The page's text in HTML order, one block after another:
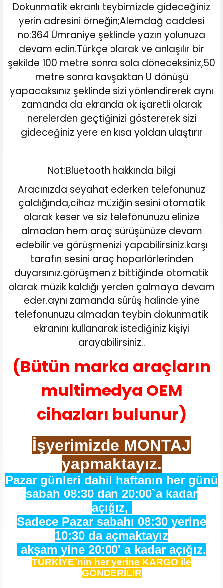
Dokunmatik ekranlı teybimizde gideceğiniz
yerin adresini örneğin;Alemdağ caddesi
no:364 Ümraniye şeklinde yazın yolunuza
devam edin.Türkçe olarak ve anlaşılır bir
şekilde 100 metre sonra sola döneceksiniz,50
metre sonra kavşaktan U dönüşü
yapacaksınız şeklinde sizi yönlendirerek aynı
zamanda da ekranda ok işaretli olarak
nerelerden geçtiğinizi göstererek sizi
gideceğiniz yere en kısa yoldan ulaştırır
Not:Bluetooth hakkında bilgi
Aracınızda seyahat ederken telefonunuz
çaldığında,cihaz müziğin sesini otomatik
olarak keser ve siz telefonunuzu elinize
almadan hem araç sürüşünüze devam
edebilir ve görüşmenizi yapabilirsiniz.karşı
tarafın sesini araç hoparlörlerinden
duyarsınız.görüşmeniz bittiğinde otomatik
olarak müzik kaldığı yerden çalmaya devam
eder.aynı zamanda sürüş halinde yine
telefonunuzu almadan teybin dokunmatik
ekranını kullanarak istediğiniz kişiyi
arayabilirsiniz..
(Bütün marka araçların
multimedya OEM
cihazları bulunur)
İşyerimizde MONTAJ
yapmaktayız.
Pazar günleri dahil haftanın her günü
sabah 08:30 dan 20:00`a kadar
açığız,
Sadece Pazar sabahı 08:30 yerine
10:30 da açmaktayız
akşam yine 20:00' a kadar açığız.
TÜRKİYE`nin her yerine KARGO ile
GÖNDERİLİR